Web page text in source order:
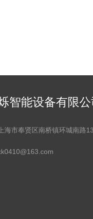
智能设备有限公
海市奉贤区南桥镇环城南路